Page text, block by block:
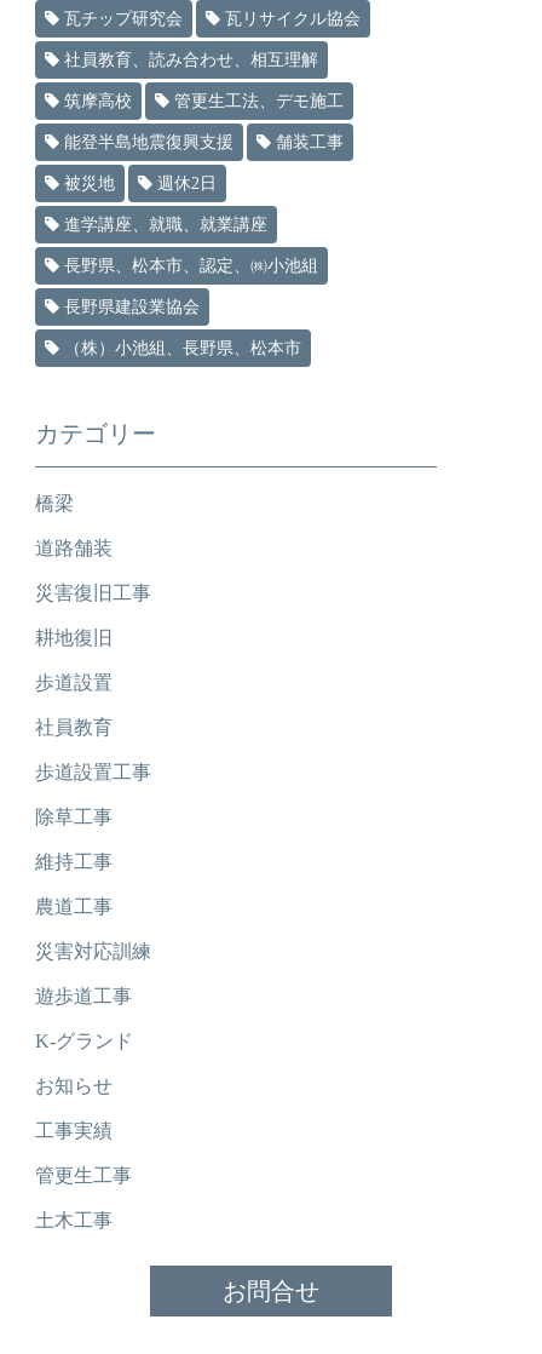
瓦チップ研究会 瓦リサイクル協会
社員教育、読み合わせ、相互理解
筑摩高校 管更生工法、デモ施工
能登半島地震復興支援 舗装工事
被災地 週休2日
進学講座、就職、就業講座
長野県、松本市、認定、㈱小池組
長野県建設業協会
（株）小池組、長野県、松本市
カテゴリー
橋梁
道路舗装
災害復旧工事
耕地復旧
歩道設置
社員教育
歩道設置工事
除草工事
維持工事
農道工事
災害対応訓練
遊歩道工事
K-グランド
お知らせ
工事実績
管更生工事
土木工事
お問合せ